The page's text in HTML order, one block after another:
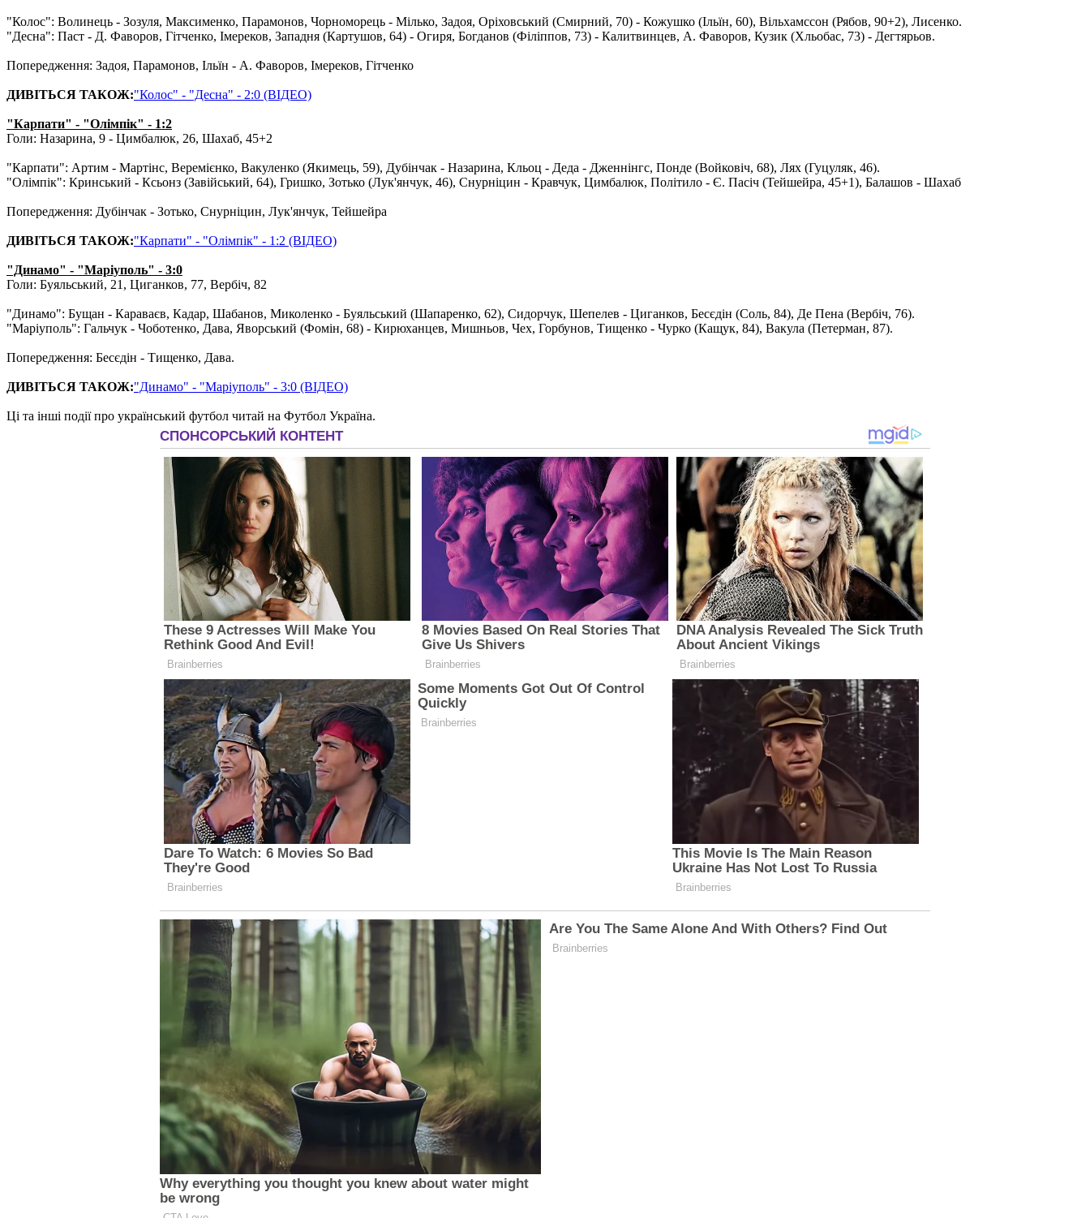
"Колос": Волинець - Зозуля, Максименко, Парамонов, Чорноморець - Мілько, Задоя, Оріховський (Смирний, 70) - Кожушко (Ільїн, 60), Вільхамссон (Рябов, 90+2), Лисенко.
"Десна": Паст - Д. Фаворов, Гітченко, Імереков, Западня (Картушов, 64) - Огиря, Богданов (Філіппов, 73) - Калитвинцев, А. Фаворов, Кузик (Хльобас, 73) - Дегтярьов.
Попередження: Задоя, Парамонов, Ільїн - А. Фаворов, Імереков, Гітченко
ДИВІТЬСЯ ТАКОЖ:"Колос" - "Десна" - 2:0 (ВІДЕО)
"Карпати" - "Олімпік" - 1:2
Голи: Назарина, 9 - Цимбалюк, 26, Шахаб, 45+2
"Карпати": Артим - Мартінс, Веремієнко, Вакуленко (Якимець, 59), Дубінчак - Назарина, Кльоц - Деда - Дженнінгс, Понде (Войковіч, 68), Лях (Гуцуляк, 46).
"Олімпік": Кринський - Ксьонз (Завійський, 64), Гришко, Зотько (Лук'янчук, 46), Снурніцин - Кравчук, Цимбалюк, Політило - Є. Пасіч (Тейшейра, 45+1), Балашов - Шахаб
Попередження: Дубінчак - Зотько, Снурніцин, Лук'янчук, Тейшейра
ДИВІТЬСЯ ТАКОЖ:"Карпати" - "Олімпік" - 1:2 (ВІДЕО)
"Динамо" - "Маріуполь" - 3:0
Голи: Буяльський, 21, Циганков, 77, Вербіч, 82
"Динамо": Бущан - Караваєв, Кадар, Шабанов, Миколенко - Буяльський (Шапаренко, 62), Сидорчук, Шепелев - Циганков, Бесєдін (Соль, 84), Де Пена (Вербіч, 76).
"Маріуполь": Гальчук - Чоботенко, Дава, Яворський (Фомін, 68) - Кирюханцев, Мишньов, Чех, Горбунов, Тищенко - Чурко (Кащук, 84), Вакула (Петерман, 87).
Попередження: Бесєдін - Тищенко, Дава.
ДИВІТЬСЯ ТАКОЖ:"Динамо" - "Маріуполь" - 3:0 (ВІДЕО)
Ці та інші події про український футбол читай на Футбол Україна.